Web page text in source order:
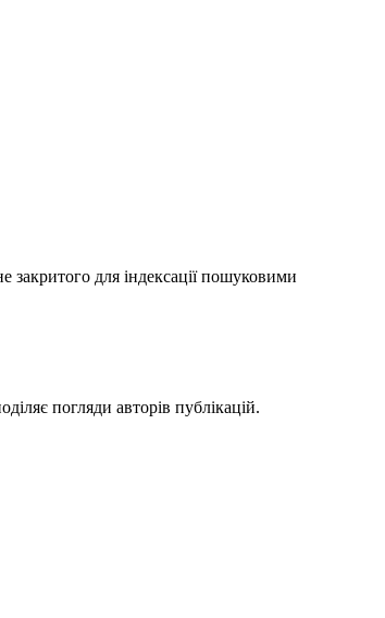
закритого для індексації пошуковими
погляди авторів публікацій.